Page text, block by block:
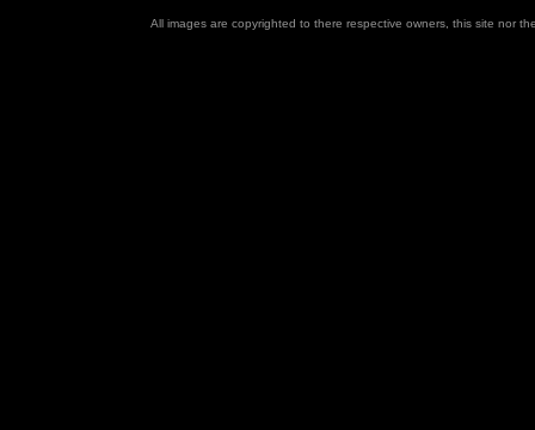
All images are copyrighted to there respective owners, this site nor